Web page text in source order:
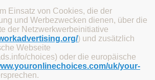
Einsatz von Cookies, die der
und Werbezwecken dienen, über die
der Netzwerkwerbeinitiative
) und zusätzlich
Webseite
choices) oder die europäische
uk/your-